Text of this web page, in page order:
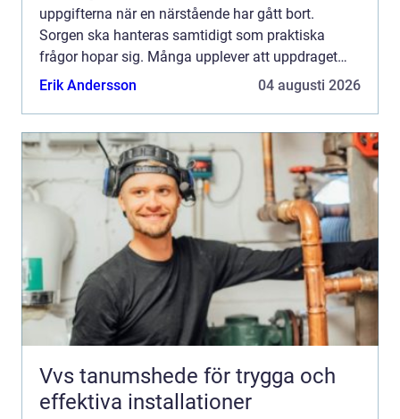
uppgifterna när en närstående har gått bort.
Sorgen ska hanteras samtidigt som praktiska
frågor hopar sig. Många upplever att uppdraget
känns övermäktigt, både känslomässigt och rent
Erik Andersson 04 augusti 2026
Vvs tanumshede för trygga och
effektiva installationer